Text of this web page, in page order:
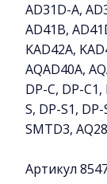
AD31D-A,
AD41B,
KAD42A,
AQAD40A,
DP-C, DP-
S, DP-S1,
SMTD3,
Артикул